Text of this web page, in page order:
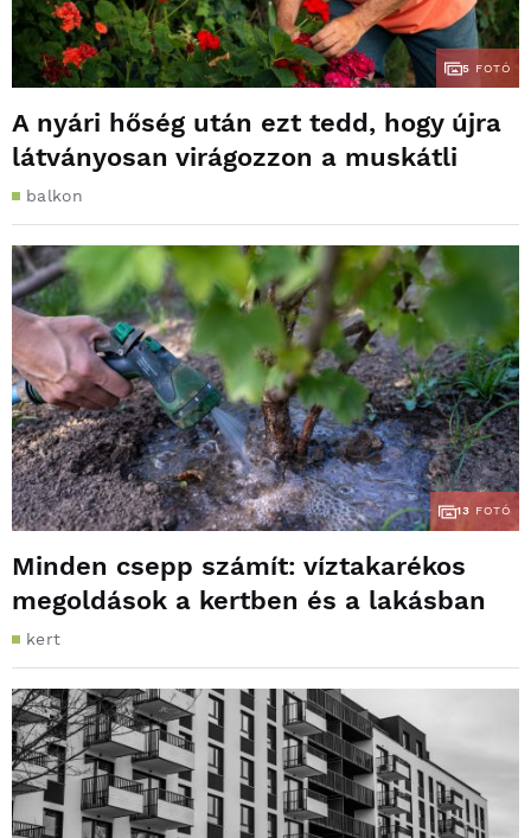
5 FOTÓ
A nyári hőség után ezt tedd, hogy újra
látványosan virágozzon a muskátli
balkon
13 FOTÓ
Minden csepp számít: víztakarékos
megoldások a kertben és a lakásban
kert